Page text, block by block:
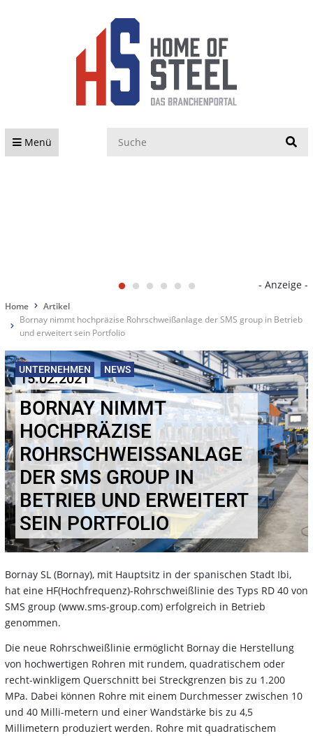
Menü
- Anzeige -
Home
Artikel
Bornay nimmt hochpräzise Rohrschweißanlage der SMS group in Betrieb
und erweitert sein Portfolio
UNTERNEHMEN NEWS
15.02.2021
BORNAY NIMMT
HOCHPRÄZISE
ROHRSCHWEISSANLAGE D
ER SMS GROUP IN B
ETRIEB UND ERWEITERT S
EIN PORTFOLIO
Bornay SL (Bornay), mit Hauptsitz in der spanischen Stadt Ibi,
hat eine HF(Hochfrequenz)-Rohrschweißlinie des Typs RD 40 von
SMS group (www.sms-group.com) erfolgreich in Betrieb
genommen.
Die neue Rohrschweißlinie ermöglicht Bornay die Herstellung
von hochwertigen Rohren mit rundem, quadratischem oder
recht-winkligem Querschnitt bei Streckgrenzen bis zu 1.200
MPa. Dabei können Rohre mit einem Durchmesser zwischen 10
und 40 Milli-metern und einer Wandstärke bis zu 4,5
Millimetern produziert werden. Rohre mit quadratischem